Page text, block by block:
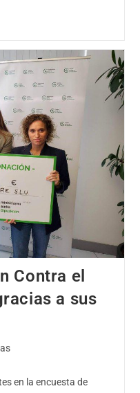
Contra el
a sus
en la encuesta de